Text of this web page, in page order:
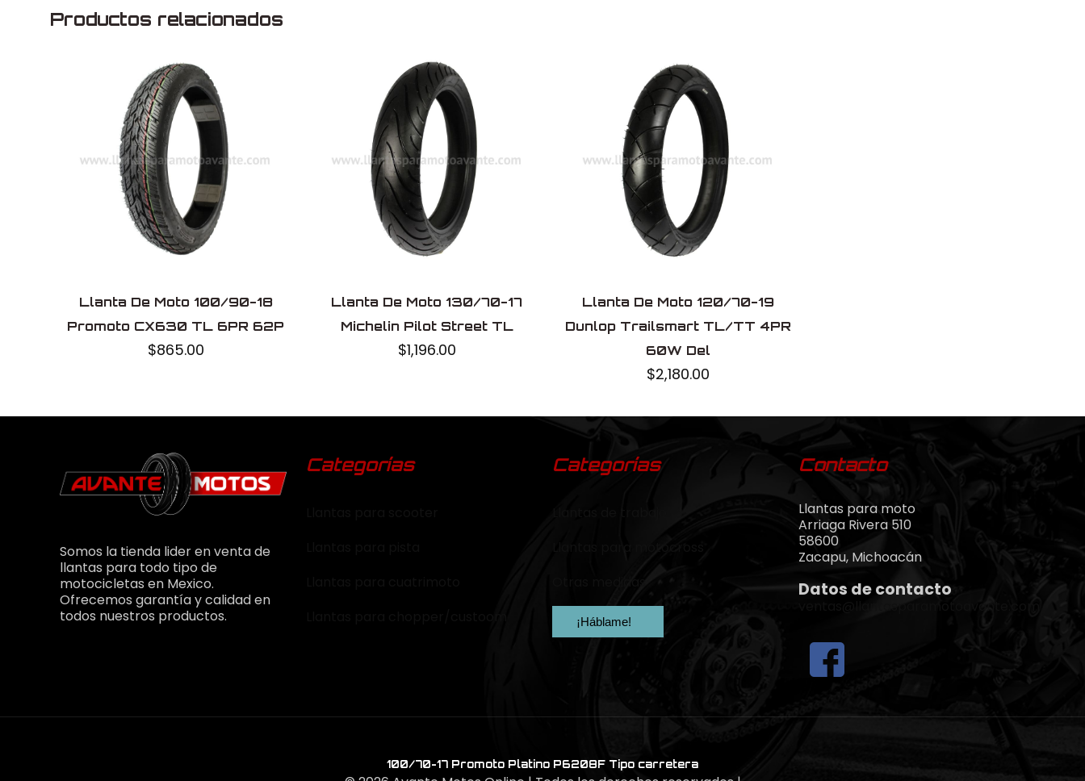
Rin
Modelo
P6208F
Uso
Sin cámara
Fabricado en
China
Productos relacionados
Llanta De Moto 100/90-18
Promoto CX630 TL 6PR 62P
$865.00
Llanta De Moto 130/70-17
Michelin Pilot Street TL
$1,196.00
Llanta De Moto 120/70-19
Dunlop Trailsmart TL/TT 4PR
60W Del
$2,180.00
Somos la tienda lider en venta de
llantas para todo tipo de
motocicletas en Mexico.
Ofrecemos garantía y calidad en
todos nuestros productos.
Categorías Categorías
¡Háblame!
Contacto
Llantas para moto
Arriaga Rivera 510
58600
Zacapu, Michoacán
Datos de contacto
100/70-17 Promoto Platino P6208F Tipo carretera